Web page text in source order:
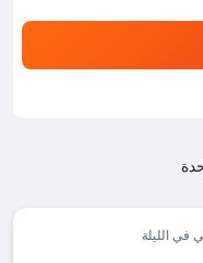
في الليلة